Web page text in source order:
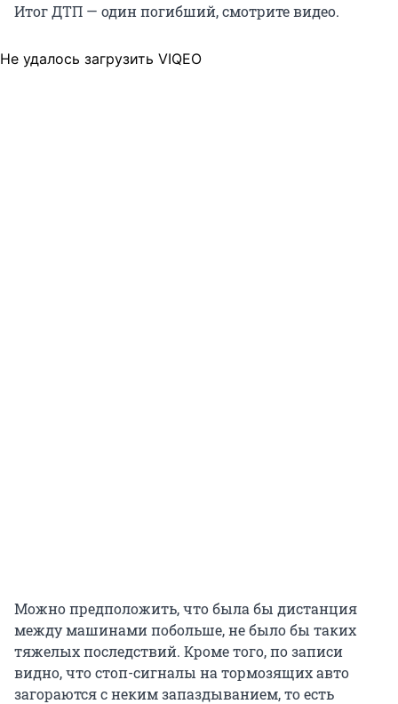
Итог ДТП — один погибший, смотрите видео.
Не удалось загрузить VIQEO
Можно предположить, что была бы дистанция
между машинами побольше, не было бы таких
тяжелых последствий. Кроме того, по записи
видно, что стоп-сигналы на тормозящих авто
загораются с неким запаздыванием, то есть